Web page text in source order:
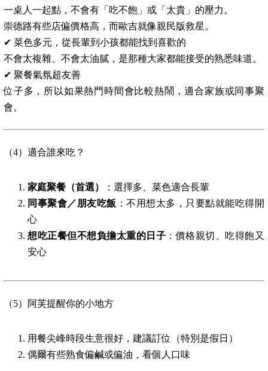
一桌人一起點，不會有「吃不飽」或「太貴」的壓力。
崇德路有些店偏價格高，而歐吉就像親民版救星。
✔ 菜色多元，從長輩到小孩都能找到喜歡的
不會太複雜、不會太油膩，是那種大家都能接受的熟悉味道。
✔ 聚餐氣氛超友善
位子多，所以如果熱門時間會比較熱鬧，適合家族或同事聚
會。
（4）適合誰來吃？
家庭聚餐（首選）
：選擇多、菜色適合長輩
同事聚會／朋友吃飯 ：不用想太多，只要點就能吃得開
心
想吃正餐但不想負擔太重的日子 ：價格親切、吃得飽又
安心
（5）阿芙提醒你的小地方
用餐尖峰時段生意很好，建議訂位（特別是假日）
偶爾有些熟食偏鹹或偏油，看個人口味